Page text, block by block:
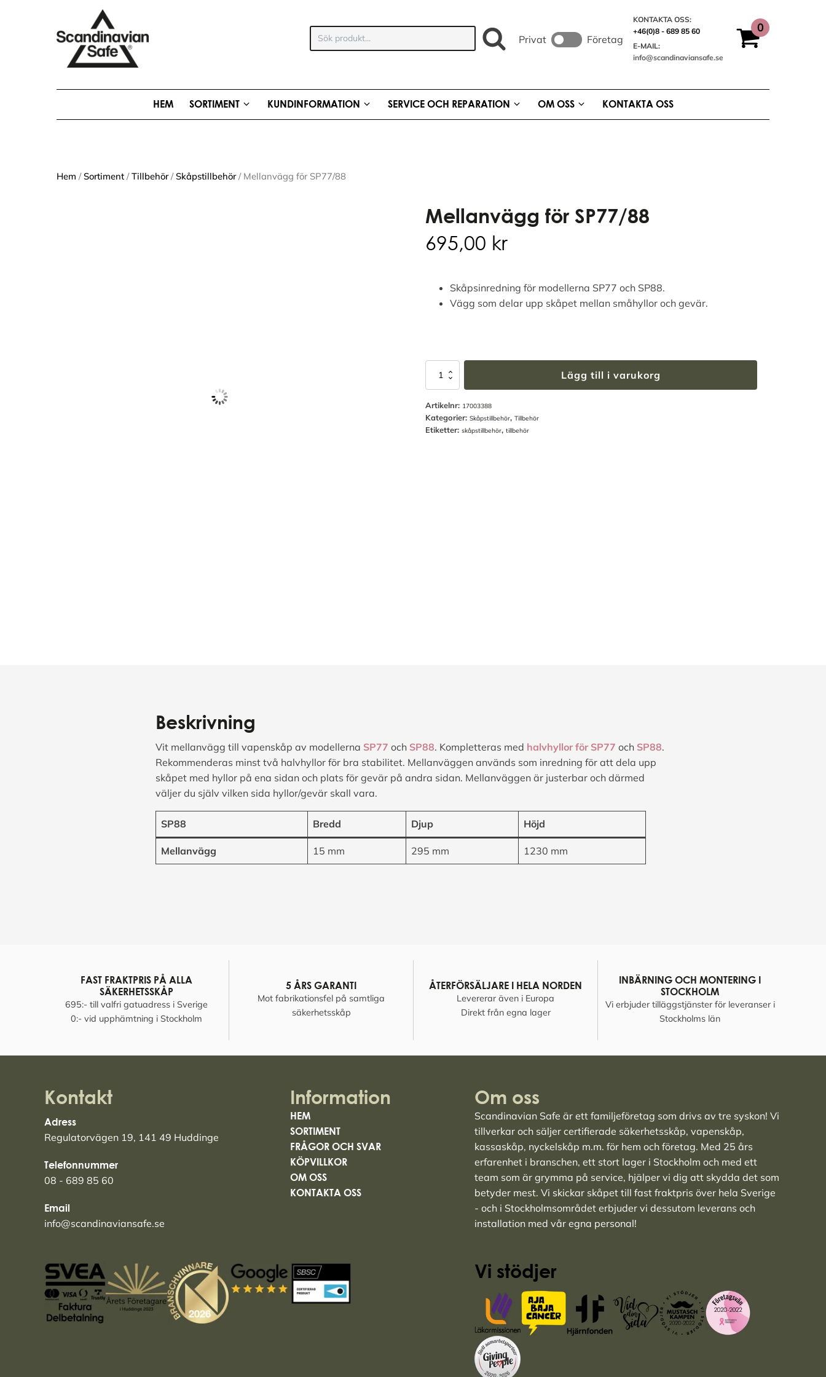
produkt:
Privat Företag
KONTAKTA OSS:
+46(0)8 - 689 85 60
E-MAIL:
info@scandinaviansafe.se
HEM SORTIMENT KUNDINFORMATION SERVICE OCH REPARATION OM OSS KONTAKTA OSS
Hem /Sortiment /Tillbehör/Skåpstillbehör/ Mellanvägg för SP77/88
Mellanvägg för SP77/88
695,00 kr
Skåpsinredning för modellerna SP77 och SP88.
Vägg som delar upp skåpet mellan småhyllor och gevär.
Mellanvägg
mängd
Lägg till i varukorg
Artikelnr: 17003388
Kategorier: Skåpstillbehör, Tillbehör
Etiketter: skåpstillbehör, tillbehör
Beskrivning
Vit mellanvägg till vapenskåp av modellerna SP77 och SP88. Kompletteras med halvhyllor för SP77 och SP88.
Rekommenderas minst två halvhyllor för bra stabilitet. Mellanväggen används som inredning för att dela upp
skåpet med hyllor på ena sidan och plats för gevär på andra sidan. Mellanväggen är justerbar och därmed
väljer du själv vilken sida hyllor/gevär skall vara.
SP88 Bredd Djup Höjd
Mellanvägg 15 mm 295 mm 1230 mm
FAST FRAKTPRIS PÅ ALLA
SÄKERHETSSKÅP
695:- till valfri gatuadress i Sverige
0:- vid upphämtning i Stockholm
5 ÅRS GARANTI
Mot fabrikationsfel på samtliga
säkerhetsskåp
ÅTERFÖRSÄLJARE I HELA NORDEN
Levererar även i Europa
Direkt från egna lager
INBÄRNING OCH MONTERING I
STOCKHOLM
Vi erbjuder tilläggstjänster för leveranser i
Stockholms län
Kontakt
Adress
Regulatorvägen 19, 141 49 Huddinge
Telefonnummer
08 - 689 85 60
Email
info@scandinaviansafe.se
Information
HEM
SORTIMENT
FRÅGOR OCH SVAR
KÖPVILLKOR
OM OSS
KONTAKTA OSS
Om oss
Scandinavian Safe är ett familjeföretag som drivs av tre syskon! Vi
tillverkar och säljer certifierade säkerhetsskåp, vapenskåp,
kassaskåp, nyckelskåp m.m. för hem och företag. Med 25 års
erfarenhet i branschen, ett stort lager i Stockholm och med ett
team som är grymma på service, hjälper vi dig att skydda det som
betyder mest. Vi skickar skåpet till fast fraktpris över hela Sverige
- och i Stockholmsområdet erbjuder vi dessutom leverans och
installation med vår egna personal!
Vi stödjer